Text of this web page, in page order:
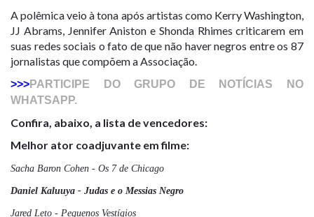
A polêmica veio à tona após artistas como Kerry Washington,
JJ Abrams, Jennifer Aniston e Shonda Rhimes criticarem em
suas redes sociais o fato de que não haver negros entre os 87
jornalistas que compõem a Associação.
>>>PARTICIPE DO GRUPO DE NOTÍCIAS NO
WHATSAPP.
Confira, abaixo, a lista de vencedores:
Melhor ator coadjuvante em filme:
Sacha Baron Cohen - Os 7 de Chicago
Daniel Kaluuya - Judas e o Messias Negro
Jared Leto - Pequenos Vestígios